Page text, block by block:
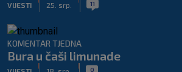
VIJESTI 25. srp. 11
KOMENTAR TJEDNA
Bura u čaši limunade
0